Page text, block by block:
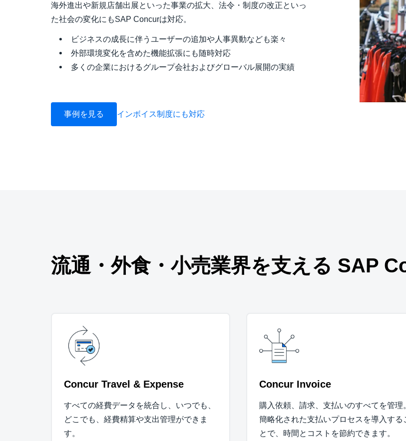
海外進出や新規店舗出展といった事業の拡大、法令・制度の改正といっ
た社会の変化にもSAP Concurは対応。
ビジネスの成長に伴うユーザーの追加や人事異動なども楽々
外部環境変化を含めた機能拡張にも随時対応
多くの企業におけるグループ会社およびグローバル展開の実績
事例を見る インボイス制度にも対応
流通・外食・小売業界を支える SAP
Concur Travel & Expense
すべての経費データを統合し、いつでも、
どこでも、経費精算や支出管理ができま
す。
Concur Invoice
購入依頼、請求、支払いのすべてを管理
簡略化された支払いプロセスを導入する
とで、時間とコストを節約できます。